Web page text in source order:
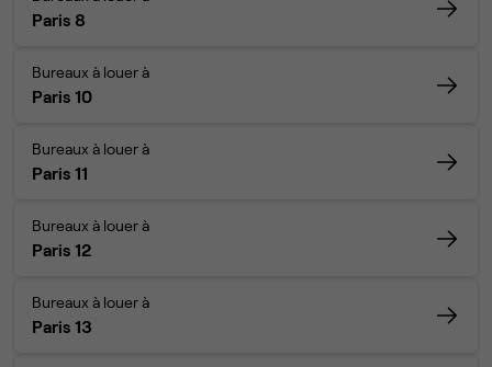
Paris 8
Bureaux à louer à
Paris 10
Bureaux à louer à
Paris 11
Bureaux à louer à
Paris 12
Bureaux à louer à
Paris 13